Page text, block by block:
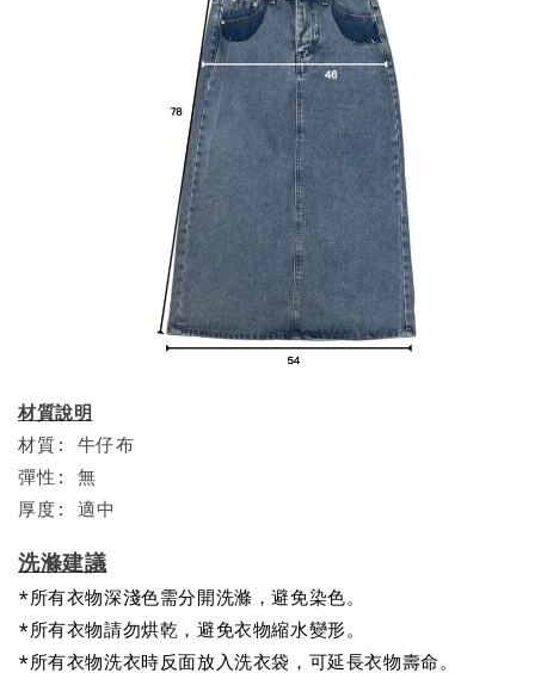
材質說明
材質: 牛仔布
彈性: 無
厚度: 適中
洗滌建議
*所有衣物深淺色需分開洗滌，避免染色。
*所有衣物請勿烘乾，避免衣物縮水變形。
*所有衣物洗衣時反面放入洗衣袋，可延長衣物壽命。